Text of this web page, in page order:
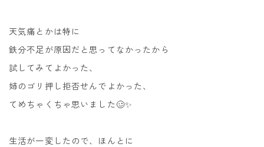
天気痛とかは特に
鉄分不足が原因だと思ってなかったから
試してみてよかった、
姉のゴリ押し拒否せんでよかった、
てめちゃくちゃ思いました🥴✨
生活が一変したので、ほんとに